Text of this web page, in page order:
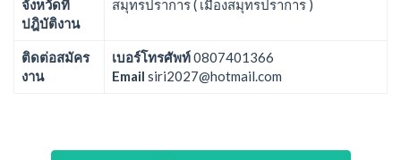
จังหวัดที่
ปฎิบัติงาน
สมุทรปราการ ( เมืองสมุทรปราการ )
ติดต่อสมัคร
งาน
เบอร์โทรศัพท์0807401366
Email siri2027@hotmail.com